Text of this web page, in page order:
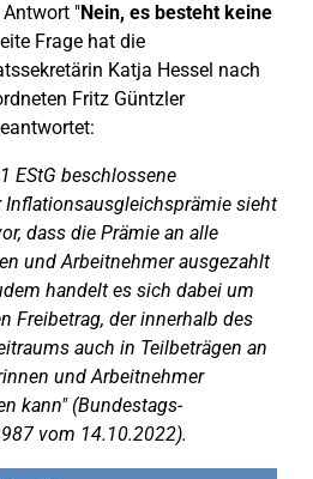
"Nein, es besteht keine
Frage hat die
Katja Hessel nach
Fritz Güntzler
EStG beschlossene
Inflationsausgleichsprämie sieht
dass die Prämie an alle
und Arbeitnehmer ausgezahlt
handelt es sich dabei um
Freibetrag, der innerhalb des
auch in Teilbeträgen an
und Arbeitnehmer
kann" (Bundestags-
vom 14.10.2022).